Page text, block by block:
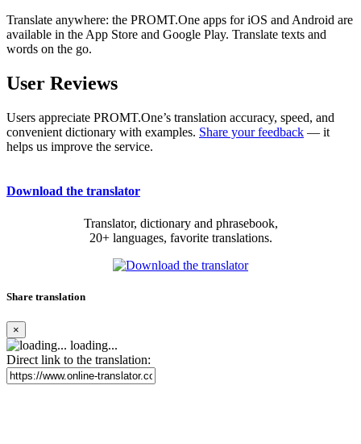
Translate anywhere: the PROMT.One apps for iOS and Android are
available in the App Store and Google Play. Translate texts and
words on the go.
User Reviews
Users appreciate PROMT.One’s translation accuracy, speed, and
convenient dictionary with examples. Share your feedback — it
helps us improve the service.
Download the translator
Translator, dictionary and phrasebook,
20+ languages, favorite translations.
Share translation
×
loading...
Direct link to the translation: